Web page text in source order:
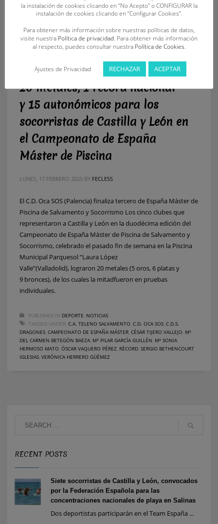
20 metales, 1 récord nacional
y 15 autonómicos para los
socorristas de Castilla y León en
el Campeonato de España
Máster de Piscina
LUNES, 17 FEBRERO 2025 BY FECLESS
El C.D. Oca SOS (Palencia) finaliza tercero de España Máster de
Piscina de Salvamento y Socorrismo Los cinco clubes que
representaron a Castilla y León en la duodécima edición del
Campeonato de España Máster de Piscina de Salvamento y
Socorrismo, celebrado el pasado fin de semana en la Piscina
Municipal Parquesol “Laura López
Valle”(Valladolid), lograron 20 metales (5 oros, 6 platas y
9 bronces), de los cuales la mitadfueron en pruebas
individuales.
PUBLISHED IN DEPORTE NOTICIAS
TAGGED UNDER: C.A. TELENO SALVAMENTO C.D. OCA SOS C.D.S.
DRAGONES CAMPEONATO DE ESPAÑA MÁSTER CÉSAR TIJERO VALLEJO Mª
DEL CARMEN BETEGÓN BAEZA Mª PILAR GARCÍA GUILLÉN Mª SONIA
HERMOSO MATO ÓSCAR VAQUERO PÉREZ RÉCORD SERGIO BETHENCOURT
IGLESIAS VERÓNICA HERRERO GÜÉMEZ
RECENT POSTS
Siete socorristas de Castilla y León, convocados
por la Federación Española para las
concentraciones nacionales de playa en Salinas
Dos deportistas participarán en el Team España ...
la instalación de cookies clicando en “No Acepto" o CONFIGURAR la
instalación de cookies clicando en “Configurar Cookies”.
Para obtener más información sobre nuestras políticas de datos,
visite nuestra Política de privacidad. Para obtener más información
al respecto, puedes consultar nuestra Política de Cookies.
Ajustes de Privacidad RECHAZAR ACEPTAR